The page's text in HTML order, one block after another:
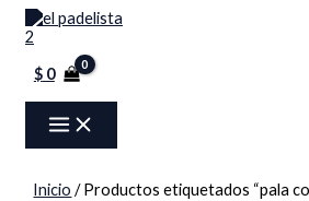
contenido
$0
MENU
Inicio / Productos etiquetados “pala
Menú